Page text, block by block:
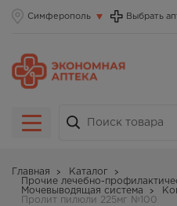
Симферополь Выбрать
Главная
Каталог
Прочие лечебно-
Мочевыводящая система
Пролит пилюли 225мг №100